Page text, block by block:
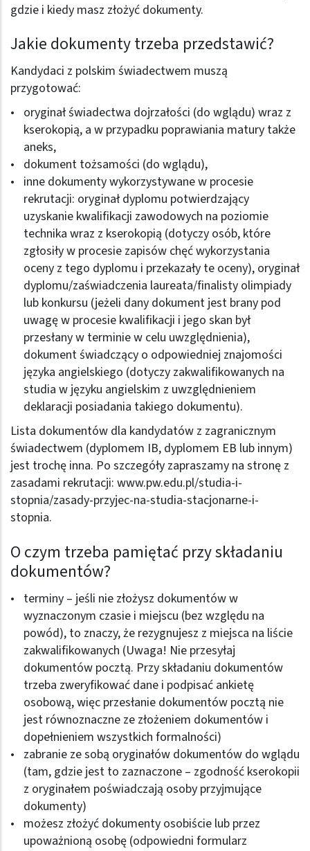
gdzie i kiedy masz złożyć dokumenty.
Jakie dokumenty trzeba przedstawić?
Kandydaci z polskim świadectwem muszą
przygotować:
oryginał świadectwa dojrzałości (do wglądu) wraz z
kserokopią, a w przypadku poprawiania matury także
aneks,
dokument tożsamości (do wglądu),
inne dokumenty wykorzystywane w procesie
rekrutacji: oryginał dyplomu potwierdzający
uzyskanie kwalifikacji zawodowych na poziomie
technika wraz z kserokopią (dotyczy osób, które
zgłosiły w procesie zapisów chęć wykorzystania
oceny z tego dyplomu i przekazały te oceny), oryginał
dyplomu/zaświadczenia laureata/finalisty olimpiady
lub konkursu (jeżeli dany dokument jest brany pod
uwagę w procesie kwalifikacji i jego skan był
przesłany w terminie w celu uwzględnienia),
dokument świadczący o odpowiedniej znajomości
języka angielskiego (dotyczy zakwalifikowanych na
studia w języku angielskim z uwzględnieniem
deklaracji posiadania takiego dokumentu).
Lista dokumentów dla kandydatów z zagranicznym
świadectwem (dyplomem IB, dyplomem EB lub innym)
jest trochę inna. Po szczegóły zapraszamy na stronę z
zasadami rekrutacji: www.pw.edu.pl/studia-i-
stopnia/zasady-przyjec-na-studia-stacjonarne-i-
stopnia.
O czym trzeba pamiętać przy składaniu
dokumentów?
terminy – jeśli nie złożysz dokumentów w
wyznaczonym czasie i miejscu (bez względu na
powód), to znaczy, że rezygnujesz z miejsca na liście
zakwalifikowanych (Uwaga! Nie przesyłaj
dokumentów pocztą. Przy składaniu dokumentów
trzeba zweryfikować dane i podpisać ankietę
osobową, więc przesłanie dokumentów pocztą nie
jest równoznaczne ze złożeniem dokumentów i
dopełnieniem wszystkich formalności)
zabranie ze sobą oryginałów dokumentów do wglądu
(tam, gdzie jest to zaznaczone – zgodność kserokopii
z oryginałem poświadczają osoby przyjmujące
dokumenty)
możesz złożyć dokumenty osobiście lub przez
upoważnioną osobę (odpowiedni formularz